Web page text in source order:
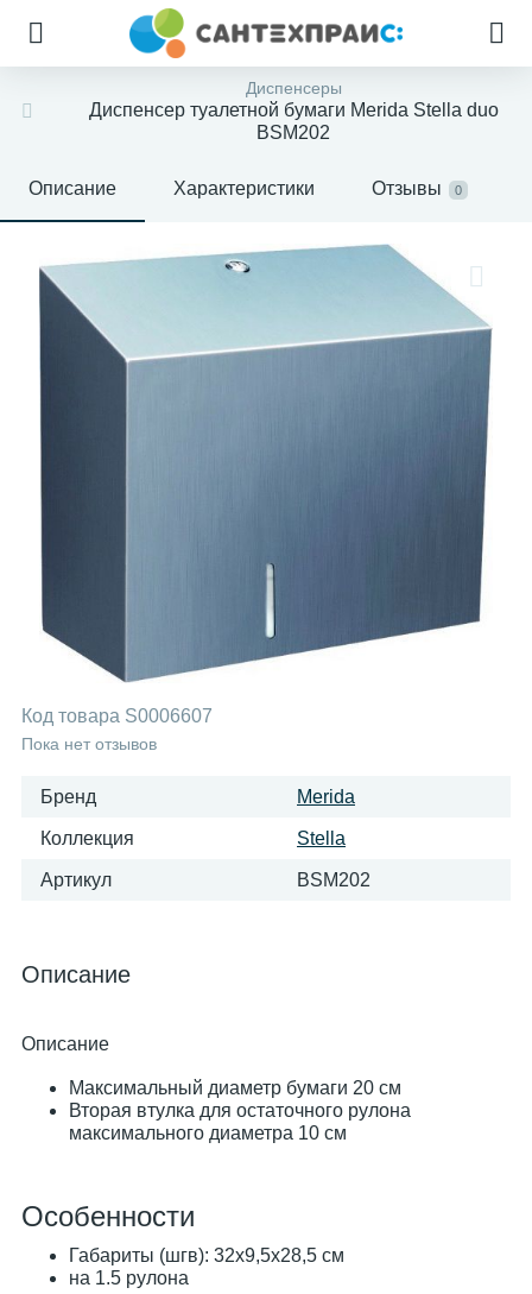
Диспенсеры
Диспенсер туалетной бумаги Merida Stella duo
BSM202
Описание Характеристики Отзывы 0
Код товара S0006607
Пока нет отзывов
Бренд Merida
Коллекция Stella
Артикул BSM202
Описание
Описание
Максимальный диаметр бумаги 20 см
Вторая втулка для остаточного рулона
максимального диаметра 10 см
Особенности
Габариты (шгв): 32x9,5x28,5 см
на 1.5 рулона